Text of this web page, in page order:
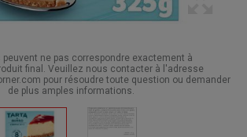
peuvent ne pas correspondre exactement à
final. Veuillez nous contacter à l'adresse
pour résoudre toute question ou demander
de plus amples informations.